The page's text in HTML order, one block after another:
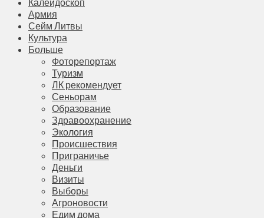
Армия
Сейм Литвы
Культура
Больше
Фоторепортаж
Туризм
ЛК рекомендует
Сеньорам
Образование
Здравоохранение
Экология
Происшествия
Приграничье
Деньги
Визиты
Выборы
Агроновости
Едим дома